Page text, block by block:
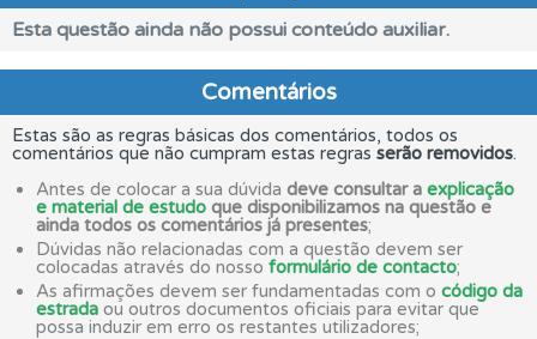
Esta questão ainda não possui conteúdo auxiliar.
Comentários
Estas são as regras básicas dos comentários, todos os
comentários que não cumpram estas regras serão removidos.
Antes de colocar a sua dúvida deve consultar a explicação
e material de estudo que disponibilizamos na questão e
ainda todos os comentários já presentes;
Dúvidas não relacionadas com a questão devem ser
colocadas através do nosso formulário de contacto;
As afirmações devem ser fundamentadas com o código da
estrada ou outros documentos oficiais para evitar que
possa induzir em erro os restantes utilizadores;